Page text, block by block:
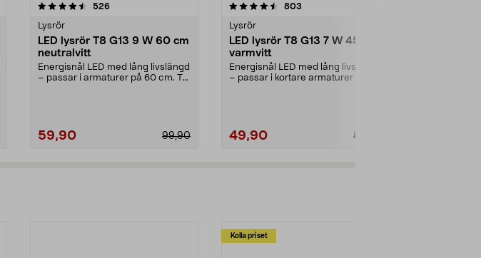
526recensioner
Lysrör
LED lysrör T8 G13 9 W 60 cm
neutralvitt
Energisnål LED med lång livslängd
– passar i armaturer på 60 cm. T8
59,90 99,90
4.5 av 5 stjärnor 803
Lysrör
LED lysrör T8 G13 7 W 45 cm
varmvitt
Energisnål LED med lång livslängd
– passar i kortare armaturer på 45
49,90 89,90
4.5 av 5 stjärnor
Kolla priset